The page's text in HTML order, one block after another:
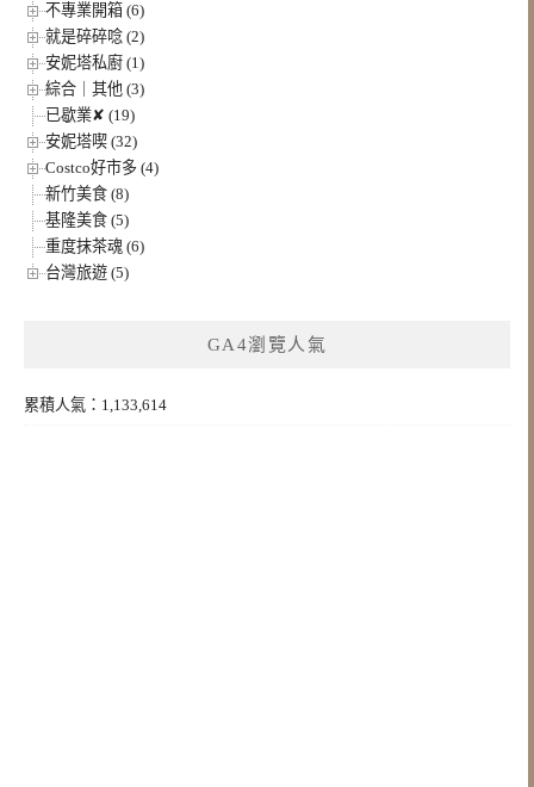
不專業開箱 (6)
就是碎碎唸 (2)
安妮塔私廚 (1)
綜合｜其他 (3)
已歇業✘ (19)
安妮塔喫 (32)
Costco好市多 (4)
新竹美食 (8)
基隆美食 (5)
重度抹茶魂 (6)
台灣旅遊 (5)
GA4瀏覽人氣
累積人氣：1,133,614